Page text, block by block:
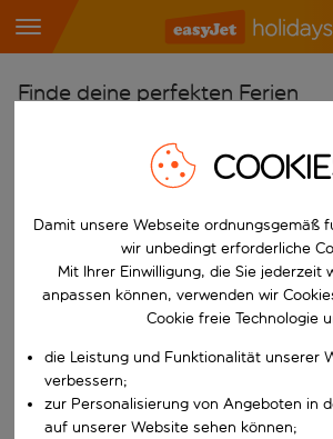
Finde deine perfekten Ferien
Wähle deine Flughäfen
Beginne mit der Eingabe für die
Reiseziele finden
Nach
W&auml;hle ein Ab- und
Wähle deine Reisedaten
Wann
Wer
Damit unsere Webseite ordnungsgemäß
wir unbedingt erforderliche
Mit Ihrer Einwilligung, die Sie jederzeit
anpassen können, verwenden wir
Cookie freie Technologie
die Leistung und Funktionalität unserer
verbessern;
zur Personalisierung von Angeboten in
auf unserer Website sehen können;